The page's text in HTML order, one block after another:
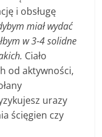
i obsługę
miał wydać
w 3-4 solidne
Ciało
od aktywności,
urazy
ścięgien czy